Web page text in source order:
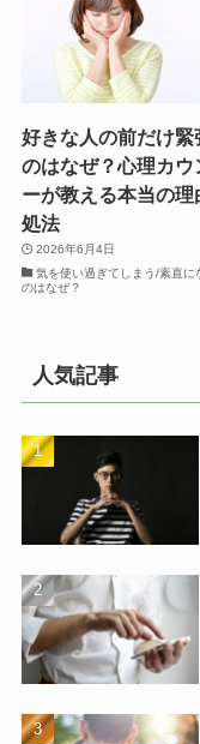
好きな人の前だけ緊
のはなぜ？心理カウ
ーが教える本当の理
処法
2026年6月4日
気を使い過ぎてしまう/素直に
のはなぜ？
人気記事